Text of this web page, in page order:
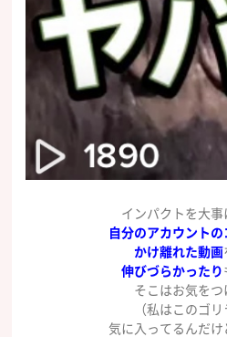
インパクトを大事
自分のアカウント
かけ離れた動画
伸びづらかったり
そこはお気をつ
（私はこのゴ
気に入ってるんだけ